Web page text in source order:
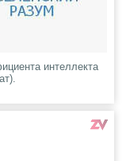
интеллекта